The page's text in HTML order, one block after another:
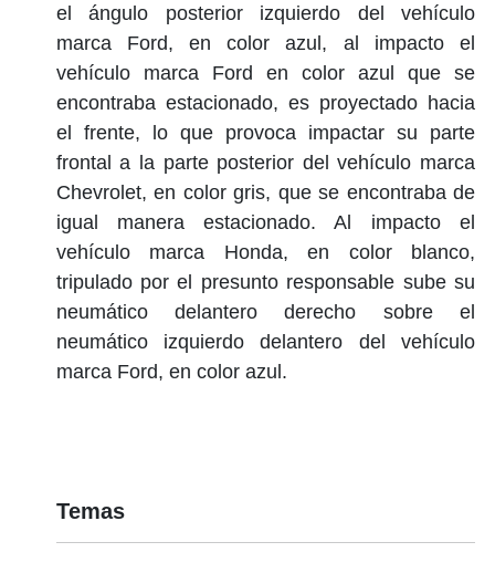
el ángulo posterior izquierdo del vehículo
marca Ford, en color azul, al impacto el
vehículo marca Ford en color azul que se
encontraba estacionado, es proyectado hacia
el frente, lo que provoca impactar su parte
frontal a la parte posterior del vehículo marca
Chevrolet, en color gris, que se encontraba de
igual manera estacionado. Al impacto el
vehículo marca Honda, en color blanco,
tripulado por el presunto responsable sube su
neumático delantero derecho sobre el
neumático izquierdo delantero del vehículo
marca Ford, en color azul.
Temas